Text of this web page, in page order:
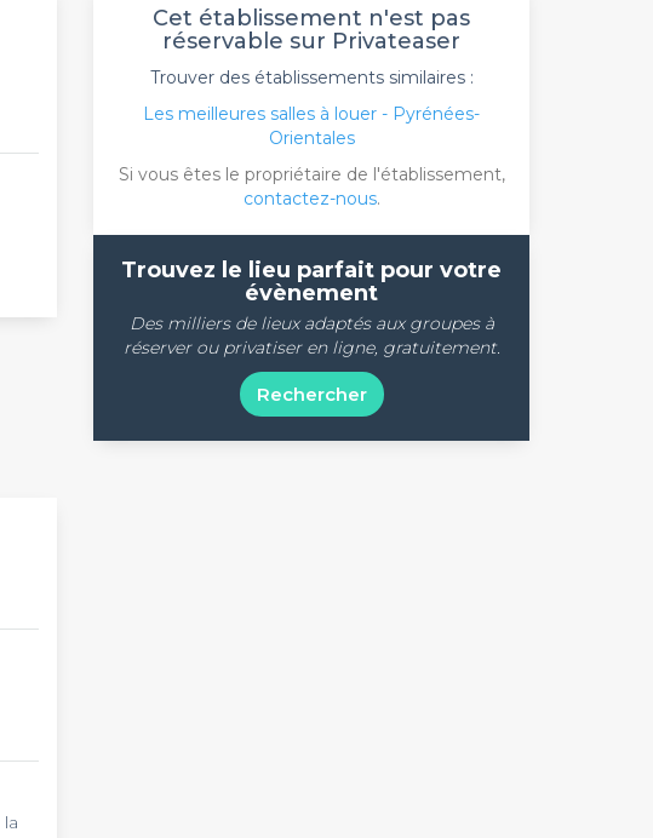
Cet établissement n'est pas
réservable sur Privateaser
Trouver des établissements similaires :
Les meilleures salles à louer - Pyrénées-
Orientales
Si vous êtes le propriétaire de l'établissement,
contactez-nous.
Trouvez le lieu parfait pour votre
évènement
Des milliers de lieux adaptés aux groupes à
réserver ou privatiser en ligne, gratuitement.
Rechercher